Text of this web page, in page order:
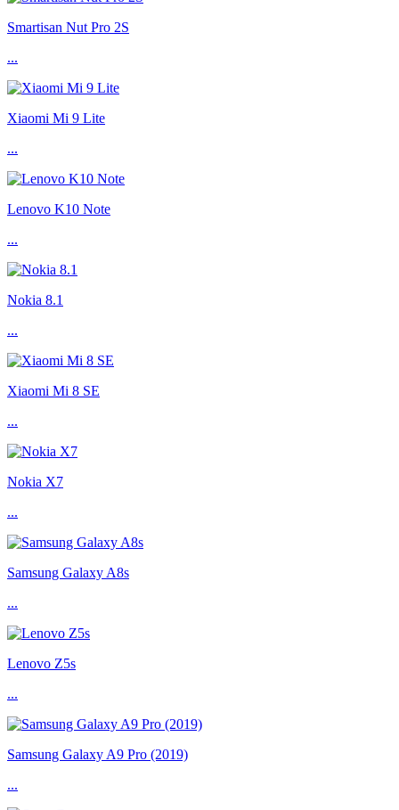
Smartisan Nut Pro 2S
...
Xiaomi Mi 9 Lite
...
Lenovo K10 Note
...
Nokia 8.1
...
Xiaomi Mi 8 SE
...
Nokia X7
...
Samsung Galaxy A8s
...
Lenovo Z5s
...
Samsung Galaxy A9 Pro (2019)
...